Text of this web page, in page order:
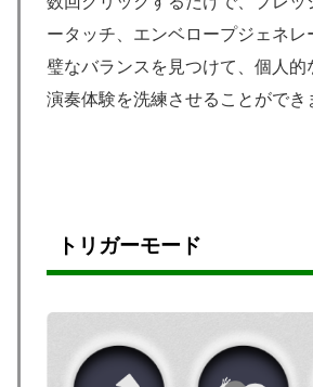
ータッチ、エンベロープジェネレ
璧なバランスを見つけて、個人的
演奏体験を洗練させることができ
トリガーモード